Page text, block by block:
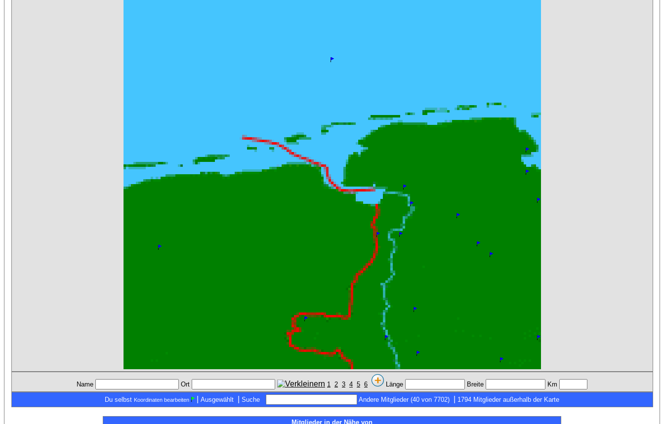
Name Ort 1 2 3 4 5 6 Länge Breite Km
Du selbst Koordinaten bearbeiten Ausgewählt Suche Andere Mitglieder (40 von 7702) 1794 Mitglieder außerhalb der Karte
Mitglieder in der Nähe von